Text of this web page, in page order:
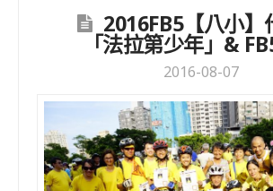
2016FB5【八小】
「法拉第少年」&
2016-08-07